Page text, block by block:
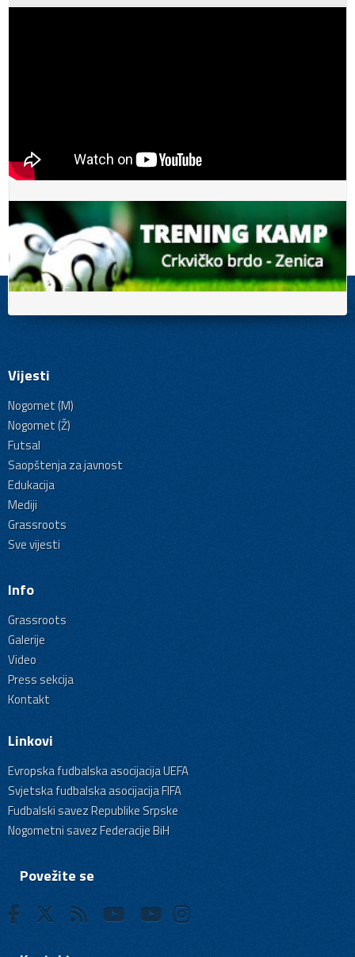
Vijesti
Nogomet (M)
Nogomet (Ž)
Futsal
Saopštenja za javnost
Edukacija
Mediji
Grassroots
Sve vijesti
Info
Grassroots
Galerije
Video
Press sekcija
Kontakt
Linkovi
Evropska fudbalska asocijacija UEFA
Svjetska fudbalska asocijacija FIFA
Fudbalski savez Republike Srpske
Nogometni savez Federacije BiH
Povežite se